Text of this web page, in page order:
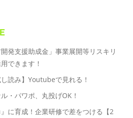
開発支援助成金」事業展開等リスキリ
できます！
読み】Youtubeで見れる！
・パワポ、丸投げOK！
に育成！企業研修で差をつける【2